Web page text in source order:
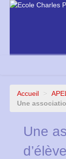
Nous
Accueil >
Une
Une